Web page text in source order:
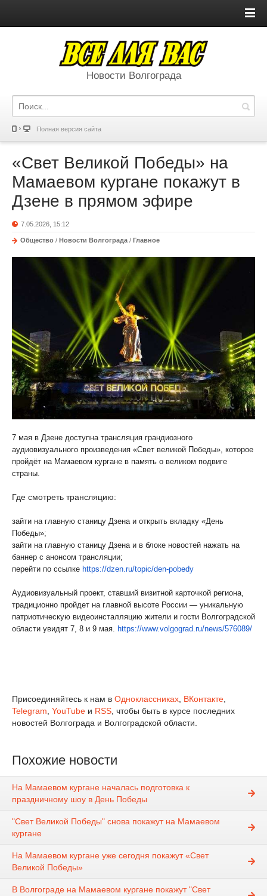
Новости Волгограда
Полная версия сайта
«Свет Великой Победы» на
Мамаевом кургане покажут в
Дзене в прямом эфире
7.05.2026, 15:12
Общество / Новости Волгограда / Главное
7 мая в Дзене доступна трансляция грандиозного
аудиовизуального произведения «Свет великой Победы», которое
пройдёт на Мамаевом кургане в память о великом подвиге
страны.
Где cмотреть трансляцию:
зайти на главную станицу Дзена и открыть вкладку «День
Победы»;
зайти на главную станицу Дзена и в блоке новостей нажать на
баннер с анонсом трансляции;
перейти по ссылке https://dzen.ru/topic/den-pobedy
Аудиовизуальный проект, ставший визитной карточкой региона,
традиционно пройдет на главной высоте России — уникальную
патриотическую видеоинсталляцию жители и гости Волгоградской
области увидят 7, 8 и 9 мая. https://www.volgograd.ru/news/576089/
Присоединяйтесь к нам в Одноклассниках ВКонтакте
Telegram YouTube и RSS , чтобы быть в курсе последних
новостей Волгограда и Волгоградской области.
Похожие новости
На Мамаевом кургане началась подготовка к
праздничному шоу в День Победы
"Свет Великой Победы" снова покажут на Мамаевом
кургане
На Мамаевом кургане уже сегодня покажут «Свет
Великой Победы»
В Волгограде на Мамаевом кургане покажут "Свет